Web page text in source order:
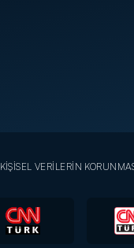
KİŞİSEL VERİLERİN